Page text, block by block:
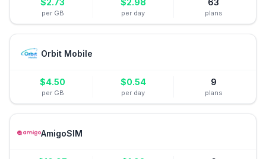
$2.73
per GB
$2.98
per day
63
plans
Orbit Mobile
$4.50
per GB
$0.54
per day
9
plans
AmigoSIM